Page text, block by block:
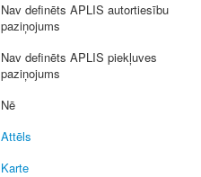
Nav definēts APLIS autortiesību
paziņojums
Nav definēts APLIS piekļuves
paziņojums
Nē
Attēls
Karte